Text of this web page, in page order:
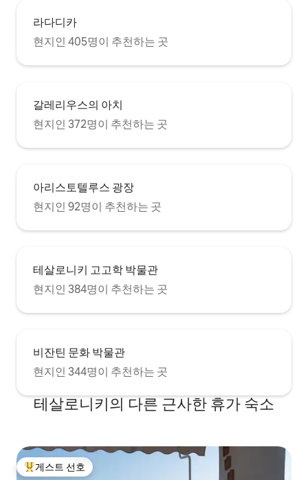
라다디카
현지인 405명이 추천하는 곳
갈레리우스의 아치
현지인 372명이 추천하는 곳
아리스토텔루스 광장
현지인 92명이 추천하는 곳
테살로니키 고고학 박물관
현지인 384명이 추천하는 곳
비잔틴 문화 박물관
현지인 344명이 추천하는 곳
테살로니키의 다른 근사한 휴가 숙소
상위 게스트 선호
게스트 선호